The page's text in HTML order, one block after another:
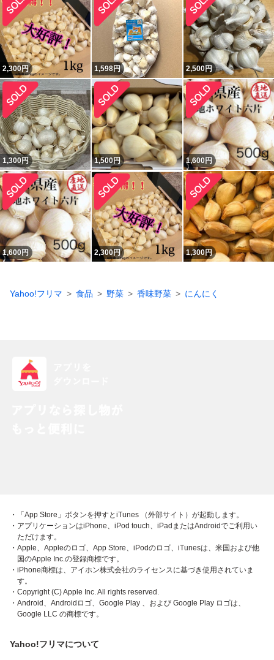
2,300円 1,598円 2,500円
1,300円 1,500円 1,600円
1,600円 2,300円 1,300円
Yahoo!フリマ 食品 野菜 香味野菜 にんにく
・「App Store」ボタンを押すとiTunes （外部サイト）が起動します。
・アプリケーションはiPhone、iPod touch、iPadまたはAndroidでご利用い
ただけます。
・Apple、Appleのロゴ、App Store、iPodのロゴ、iTunesは、米国および他
国のApple Inc.の登録商標です。
・iPhone商標は、アイホン株式会社のライセンスに基づき使用されていま
す。
・Copyright (C) Apple Inc. All rights reserved.
・Android、Androidロゴ、Google Play 、および Google Play ロゴは、
Google LLC の商標です。
Yahoo!フリマについて